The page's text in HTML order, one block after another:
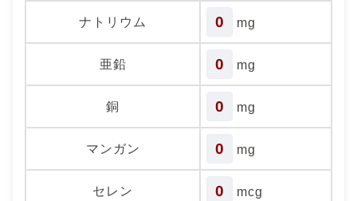
ナトリウム 0 mg
亜鉛 0 mg
銅 0 mg
マンガン 0 mg
セレン 0 mcg